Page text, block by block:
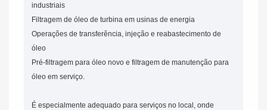
industriais
Filtragem de óleo de turbina em usinas de energia
Operações de transferência, injeção e reabastecimento de
óleo
Pré-filtragem para óleo novo e filtragem de manutenção para
óleo em serviço.
É especialmente adequado para serviços no local, onde